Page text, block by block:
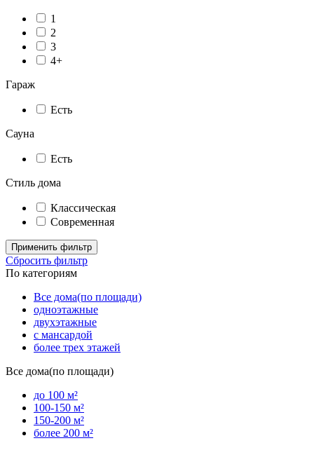
1
2
3
4+
Гараж
Есть
Сауна
Есть
Стиль дома
Классическая
Современная
Применить фильтр
Сбросить фильтр
По категориям
Все дома(по площади)
одноэтажные
двухэтажные
с мансардой
более трех этажей
Все дома(по площади)
до 100 м²
100-150 м²
150-200 м²
более 200 м²